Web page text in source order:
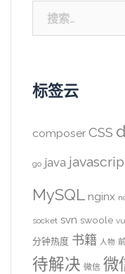
索：
标签云
composer CSS
go java
MySQL nginx
socket svn swoole
分钟热度 书籍 人物
待解决 微信 微